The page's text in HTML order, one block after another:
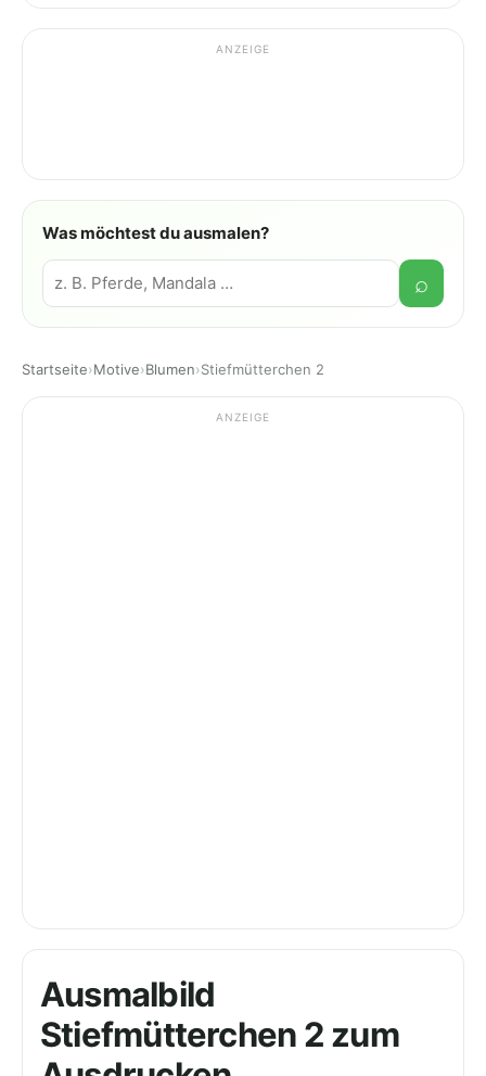
ANZEIGE
Was möchtest du ausmalen?
Suche
⌕
Startseite›Motive›Blumen›Stiefmütterchen 2
ANZEIGE
Ausmalbild
Stiefmütterchen 2 zum